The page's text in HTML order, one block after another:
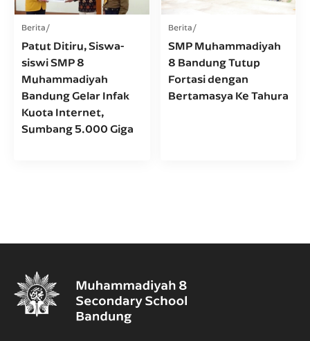
Berita
Patut Ditiru, Siswa-
siswi SMP 8
Muhammadiyah
Bandung Gelar Infak
Kuota Internet,
Sumbang 5.000 Giga
Berita
SMP Muhammadiyah
8 Bandung Tutup
Fortasi dengan
Bertamasya Ke Tahura